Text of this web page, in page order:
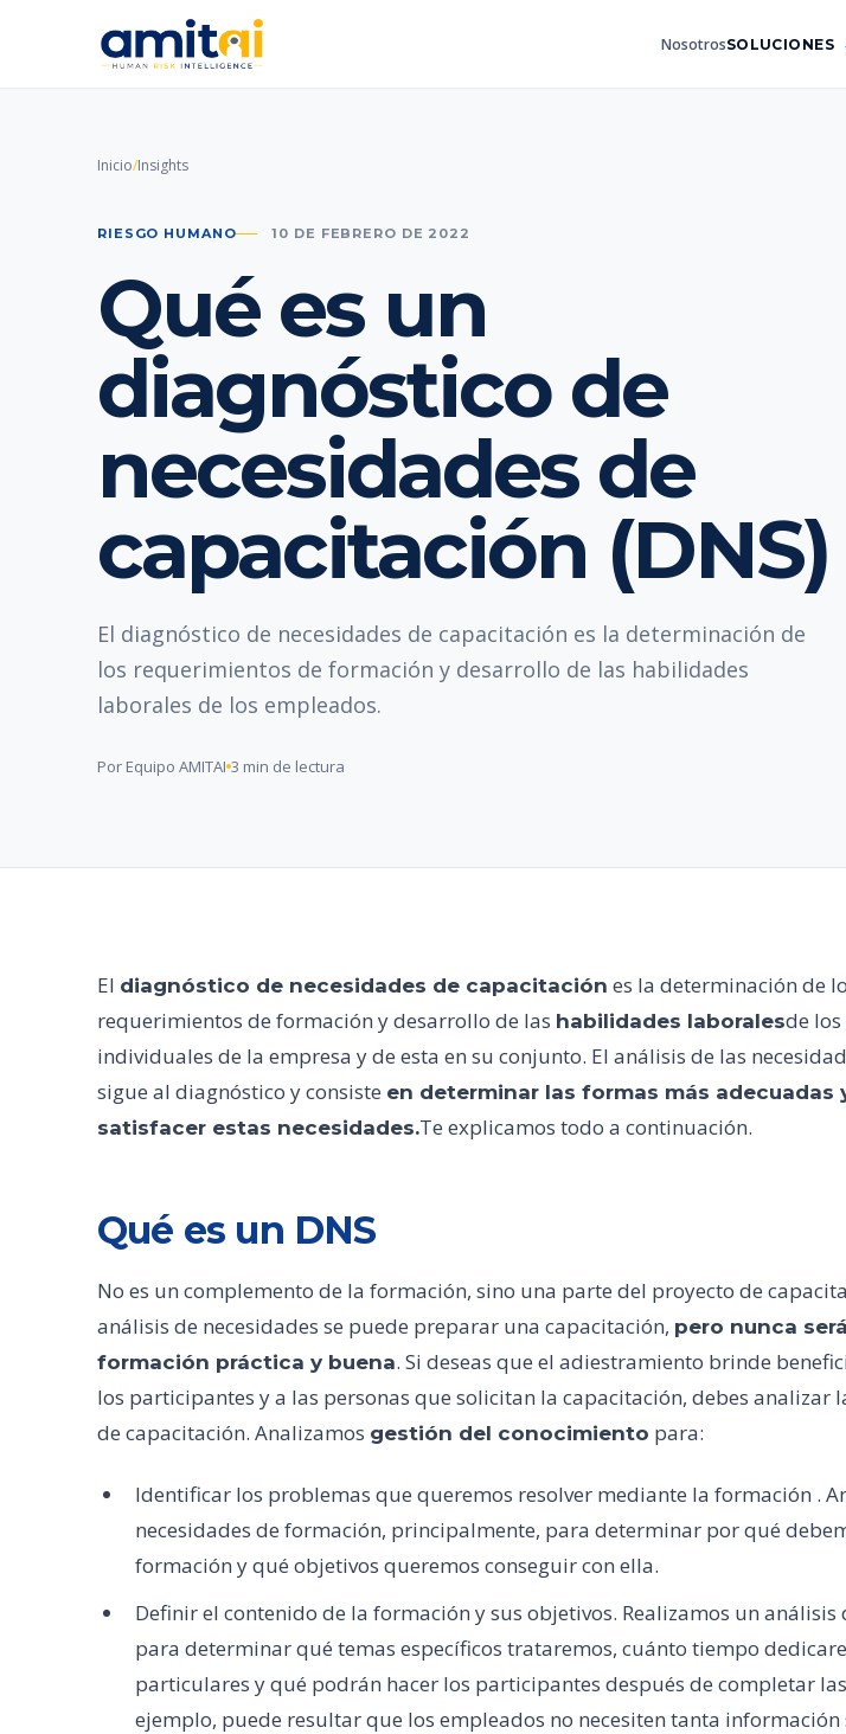
NosotrosSOLUCIONES
Inicio/Insights
RIESGO HUMANO 10 DE FEBRERO DE 2022
Qué es un
diagnóstico de
necesidades de
capacitación (DNS)
El diagnóstico de necesidades de capacitación es la determinación de
los requerimientos de formación y desarrollo de las habilidades
laborales de los empleados.
Por Equipo AMITAI 3 min de lectura
El diagnóstico de necesidades de capacitación es la determinación de
requerimientos de formación y desarrollo de las habilidades laboralesde
individuales de la empresa y de esta en su conjunto. El análisis de las
sigue al diagnóstico y consiste en determinar las formas más adecuadas
satisfacer estas necesidades.Te explicamos todo a continuación.
Qué es un DNS
No es un complemento de la formación, sino una parte del proyecto de
análisis de necesidades se puede preparar una capacitación, pero nunca
formación práctica y buena. Si deseas que el adiestramiento brinde
los participantes y a las personas que solicitan la capacitación, debes analizar
de capacitación. Analizamos gestión del conocimiento para:
Identificar los problemas que queremos resolver mediante la formación .
necesidades de formación, principalmente, para determinar por qué
formación y qué objetivos queremos conseguir con ella.
Definir el contenido de la formación y sus objetivos. Realizamos un análisis
para determinar qué temas específicos trataremos, cuánto tiempo
particulares y qué podrán hacer los participantes después de completar
ejemplo, puede resultar que los empleados no necesiten tanta información